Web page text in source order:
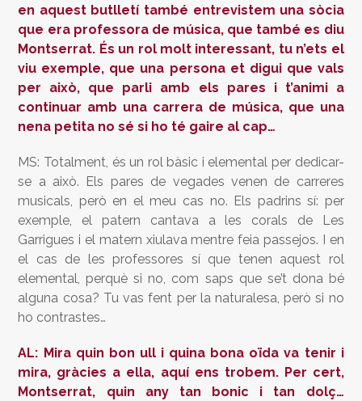
en aquest butlletí també entrevistem una sòcia
que era professora de música, que també es diu
Montserrat. És un rol molt interessant, tu n’ets el
viu exemple, que una persona et digui que vals
per això, que parli amb els pares i t’animi a
continuar amb una carrera de música, que una
nena petita no sé si ho té gaire al cap…
MS: Totalment, és un rol bàsic i elemental per dedicar-
se a això. Els pares de vegades venen de carreres
musicals, però en el meu cas no. Els padrins sí: per
exemple, el patern cantava a les corals de Les
Garrigues i el matern xiulava mentre feia passejos. I en
el cas de les professores sí que tenen aquest rol
elemental, perquè si no, com saps que se’t dona bé
alguna cosa? Tu vas fent per la naturalesa, però si no
ho contrastes…
AL: Mira quin bon ull i quina bona oïda va tenir i
mira, gràcies a ella, aquí ens trobem. Per cert,
Montserrat, quin any tan bonic i tan dolç…